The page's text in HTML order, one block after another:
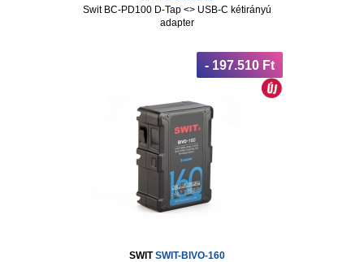
Swit BC-PD100 D-Tap <> USB-C kétirányú
adapter
- 197.510 Ft
SWITSWIT-BIVO-160